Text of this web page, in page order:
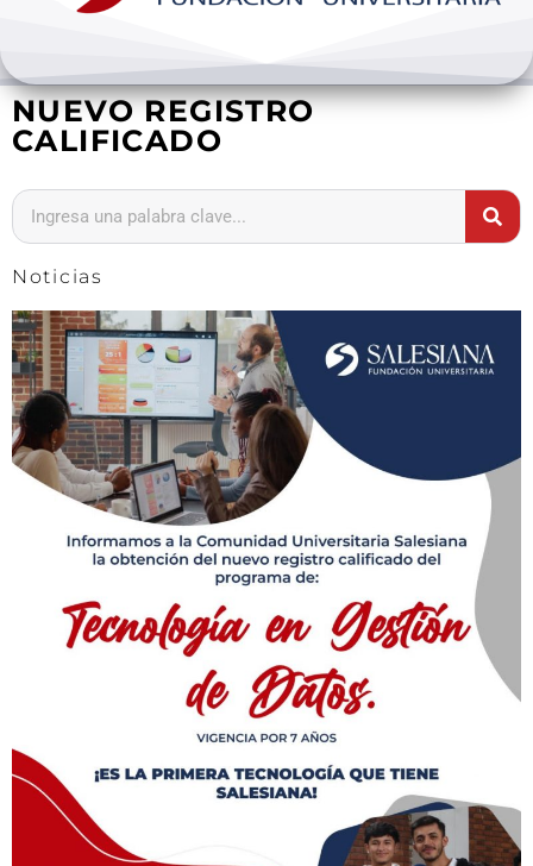
Internacionalización
Extension y desarrollo
NUEVO REGISTRO
CALIFICADO
Noticias